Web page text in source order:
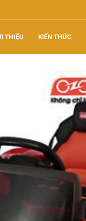
THIỆU KIẾN THỨC